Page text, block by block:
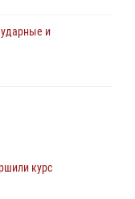
и
в День Лев-
курс